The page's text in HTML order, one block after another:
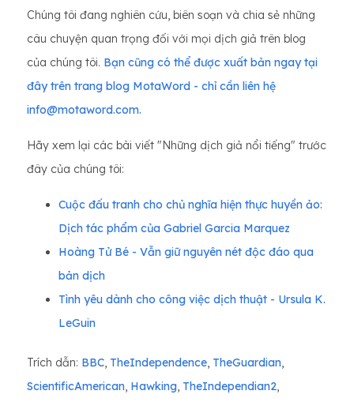
Chúng tôi đang nghiên cứu, biên soạn và chia sẻ những
câu chuyện quan trọng đối với mọi dịch giả trên blog
của chúng tôi. Bạn cũng có thể được xuất bản ngay tại
đây trên trang blog MotaWord - chỉ cần liên hệ
info@motaword.com.
Hãy xem lại các bài viết "Những dịch giả nổi tiếng" trước
đây của chúng tôi:
Cuộc đấu tranh cho chủ nghĩa hiện thực huyền ảo:
Dịch tác phẩm của Gabriel Garcia Marquez
Hoàng Tử Bé - Vẫn giữ nguyên nét độc đáo qua
bản dịch
Tình yêu dành cho công việc dịch thuật - Ursula K.
LeGuin
Trích dẫn: BBC, TheIndependence, TheGuardian,
ScientificAmerican, Hawking, TheIndependian2,